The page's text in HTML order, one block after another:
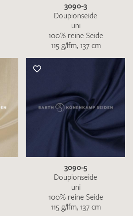
3090-3
Doupionseide
uni
100% reine Seide
115 g/lfm, 137 cm
3090-5
Doupionseide
uni
100% reine Seide
115 g/lfm, 137 cm